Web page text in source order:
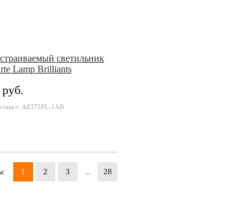
светильник
Lamp Brilliants
A8375PL-1AB
1 2 3 ... 28